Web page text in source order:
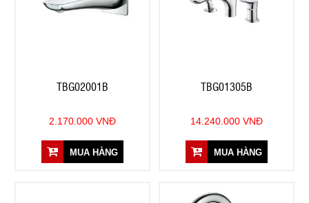
TBG02001B
2.170.000 VNĐ
MUA HÀNG
TBG01305B
14.240.000 VNĐ
MUA HÀNG